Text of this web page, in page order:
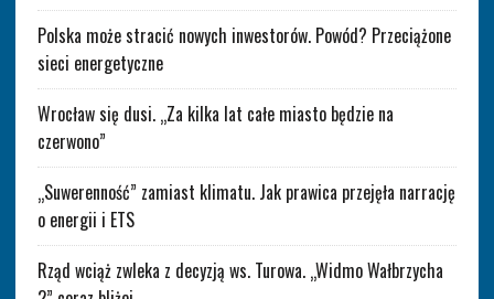
Polska może stracić nowych inwestorów. Powód? Przeciążone
sieci energetyczne
Wrocław się dusi. „Za kilka lat całe miasto będzie na
czerwono”
„Suwerenność” zamiast klimatu. Jak prawica przejęła narrację
o energii i ETS
Rząd wciąż zwleka z decyzją ws. Turowa. „Widmo Wałbrzycha